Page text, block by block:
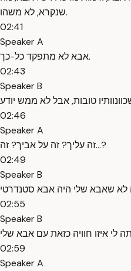
שנקרא, לא משהו.
02:41
Speaker A
אבא לא מתפקד כל-כך.
02:43
Speaker B
02:46
Speaker A
זה עליך? זה על אביך? זה...?
02:49
Speaker B
02:55
Speaker B
02:59
Speaker A